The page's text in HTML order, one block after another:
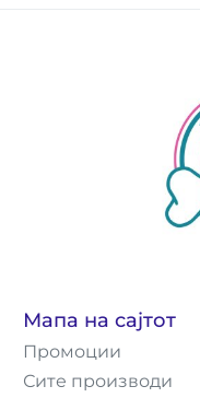
Мапа на сајтот
Промоции
Сите производи